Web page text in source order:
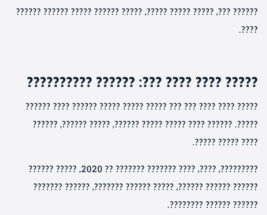
?????? ???, ????? ????? ?????, ????? ?????? ????? ?????? ??????
????.
????? ???? ???? ???: ?????? ??????????
????? ???? ???? ??? ??? ????? ????? ????? ?????? ???? ??????
?????. ?????? ???? ????? ????? ??????, ????? ??????, ??????
???? ????? ?????.
?????????, ????, ???? ??????? ??????? ?? 2020, ????? ??????
?????? ?????? ??????, ????? ?????? ???????, ?????? ???????
?????? ?????? ????????.